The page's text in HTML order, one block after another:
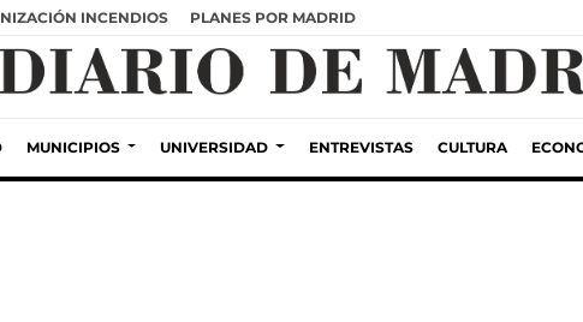
INCENDIOS PLANES POR MADRID
MUNICIPIOS UNIVERSIDAD ENTREVISTAS CULTURA